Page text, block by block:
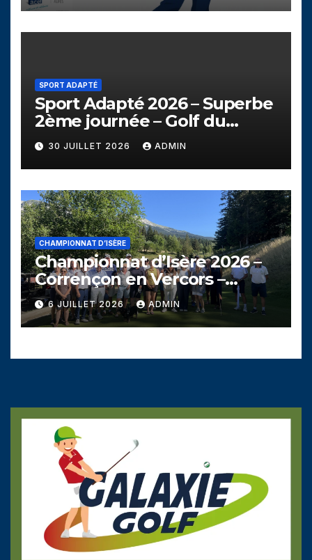
SPORT ADAPTÉ
Sport Adapté 2026 – Superbe
2ème journée – Golf du
Campanil
30 JUILLET 2026 ADMIN
CHAMPIONNAT D’ISÈRE
Championnat d’Isère 2026 –
Corrençon en Vercors –
Dimanche 5 juillet
6 JUILLET 2026 ADMIN